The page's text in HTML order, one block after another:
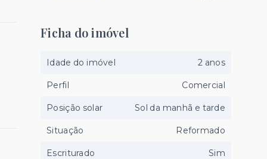
Ficha do imóvel
Idade do imóvel 2 anos
Perfil Comercial
Posição solar Sol da manhã e tarde
Situação Reformado
Escriturado Sim